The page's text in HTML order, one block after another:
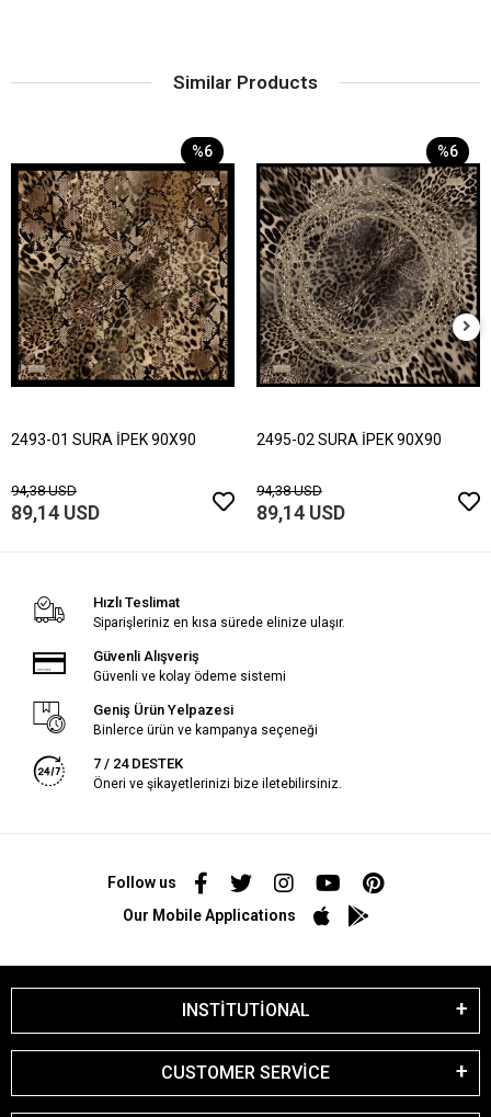
Similar Products
%6
2493-01 SURA İPEK 90X90
94,38 USD
89,14 USD
%6
2495-02 SURA İPEK 90X90
94,38 USD
89,14 USD
Hızlı Teslimat
Siparişleriniz en kısa sürede elinize ulaşır.
Güvenli Alışveriş
Güvenli ve kolay ödeme sistemi
Geniş Ürün Yelpazesi
Binlerce ürün ve kampanya seçeneği
7 / 24 DESTEK
Öneri ve şikayetlerinizi bize iletebilirsiniz.
Follow us
Our Mobile Applications
INSTİTUTİONAL
CUSTOMER SERVİCE